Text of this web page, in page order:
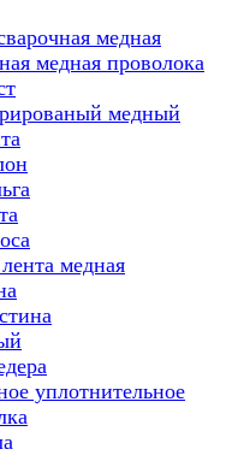
медная
медная проволока
медный
медная
уплотнительное